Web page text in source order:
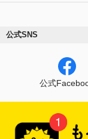
公式SNS
公式